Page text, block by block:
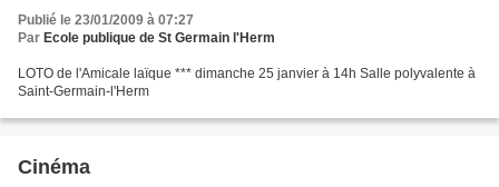
Publié le 23/01/2009 à 07:27
Par Ecole publique de St Germain l'Herm
LOTO de l'Amicale laïque *** dimanche 25 janvier à 14h Salle polyvalente à
Saint-Germain-l'Herm
Cinéma